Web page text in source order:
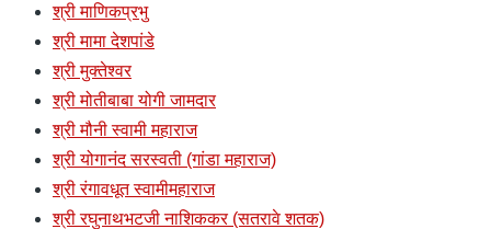
श्री माणिकप्रभु
श्री मामा देशपांडे
श्री मुक्तेश्वर
श्री मोतीबाबा योगी जामदार
श्री मौनी स्वामी महाराज
श्री योगानंद सरस्वती (गांडा महाराज)
श्री रंगावधूत स्वामीमहाराज
श्री रघुनाथभटजी नाशिककर (सतरावे शतक)